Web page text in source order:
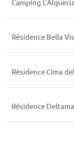
Camping L'Alqueria
Résidence Bella
Résidence Cima
Résidence